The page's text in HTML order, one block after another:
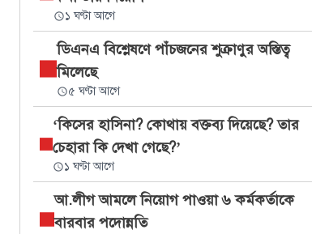
১ ঘণ্টা আগে
ডিএনএ বিশ্লেষণে পাঁচজনের শুক্রাণুর অস্তিত্ব
মিলেছে
৫ ঘণ্টা আগে
‘কিসের হাসিনা? কোথায় বক্তব্য দিয়েছে? তার
চেহারা কি দেখা গেছে?’
১ ঘণ্টা আগে
আ.লীগ আমলে নিয়োগ পাওয়া ৬ কর্মকর্তাকে
বারবার পদোন্নতি